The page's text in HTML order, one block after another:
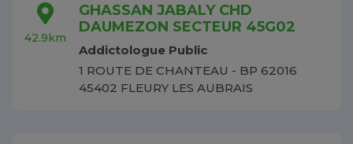
42.9km
GHASSAN JABALY CHD
DAUMEZON SECTEUR 45G02
Addictologue Public
1 ROUTE DE CHANTEAU - BP 62016
45402 FLEURY LES AUBRAIS